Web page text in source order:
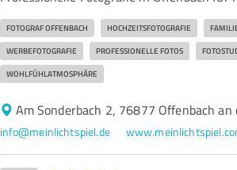
FOTOGRAF OFFENBACH HOCHZEITSFOTOGRAFIE
WERBEFOTOGRAFIE PROFESSIONELLE FOTOS
WOHLFÜHLATMOSPHÄRE
Am Sonderbach 2, 76877 Offenbach an
info@meinlichtspiel.de